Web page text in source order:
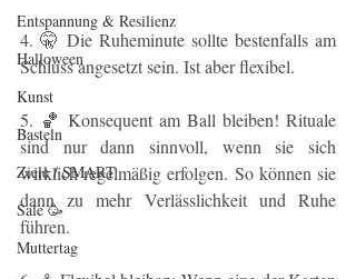
Entspannung & Resilienz
Halloween
Kunst
Basteln
Ziele / SMART
Sale 🥳
Muttertag
4. 🤫 Die Ruheminute sollte bestenfalls am
Schluss angesetzt sein. Ist aber flexibel.
5. 🏀 Konsequent am Ball bleiben! Rituale
sind nur dann sinnvoll, wenn sie sich
wirklich regelmäßig erfolgen. So können sie
dann zu mehr Verlässlichkeit und Ruhe
führen.